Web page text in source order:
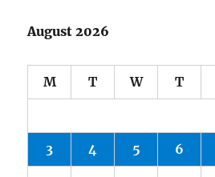
August 2026
M T W T
3 4 5 6